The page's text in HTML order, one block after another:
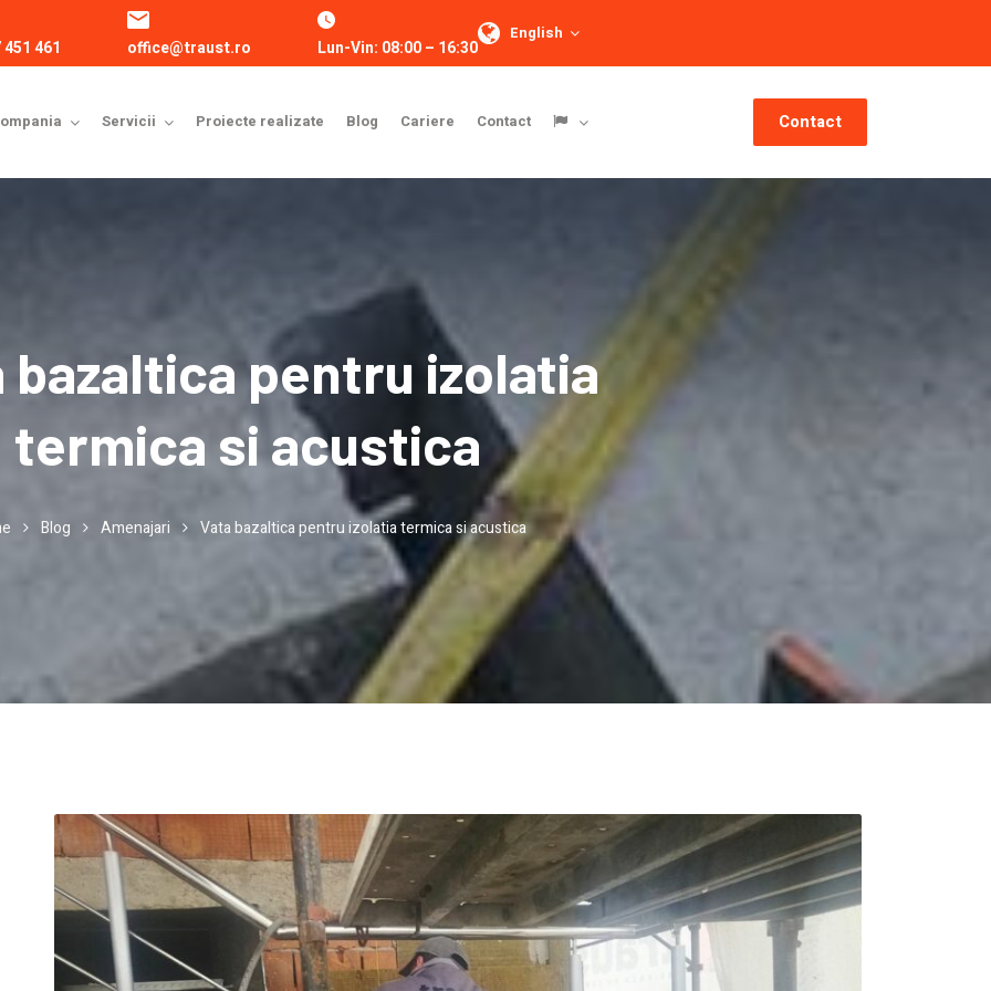
461 office@traust.ro Lun-Vin: 08:00 – 16:30
English
Servicii Proiecte realizate Blog Cariere Contact Contact
bazaltica pentru izolatia
termica si acustica
Blog Amenajari Vata bazaltica pentru izolatia termica si acustica